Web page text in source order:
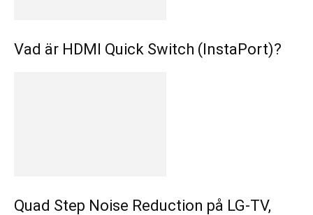
Vad är HDMI Quick Switch (InstaPort)?
Quad Step Noise Reduction på LG-TV,